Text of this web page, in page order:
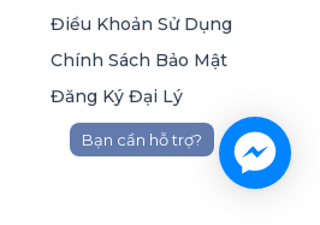
Bạn cần hỗ trợ?
Điều Khoản Sử Dụng
Chính Sách Bảo Mật
Đăng Ký Đại Lý